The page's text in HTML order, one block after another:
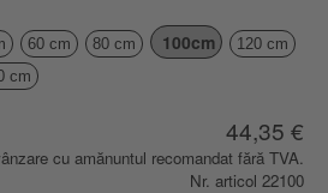
60 cm 80 cm 100cm
120 cm
cm
44,35 €
cu amănuntul recomandat fără TVA.
Nr. articol 22100